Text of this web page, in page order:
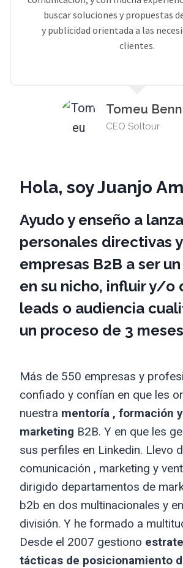
buscar soluciones y propuestas
y publicidad orientada a las
clientes.
Tomeu
CEO Soltour
Hola, soy Juanjo
Ayudo y enseño a
personales directivas y
empresas B2B a ser
en su nicho, influir y/o
leads o audiencia
un proceso de 3
Más de 550 empresas y
confiado y confían en que les
nuestra mentoría , formación
marketing B2B. Y en que les
sus perfiles en Linkedin. Llevo
comunicación , marketing y
dirigido departamentos de
b2b en dos multinacionales y
división. Y he formado a
Desde el 2007 gestiono
tácticas de posicionamiento